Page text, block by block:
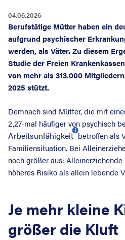
04.06.2026
Berufstätige Mütter haben ein
aufgrund psychischer
werden, als Väter. Zu diesem
Studie der Freien
von mehr als 313.000
2025 stützt.
Demnach sind Mütter, die mit
2,27-mal häufiger von psychisch
Arbeitsunfähigkeit betroffen als
Familiensituation. Bei
noch größer aus:
höheres Risiko als allein lebende
Je mehr kleine
größer die Kluft